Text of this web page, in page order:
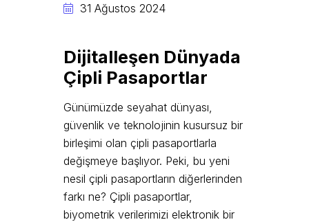
31 Ağustos 2024
Dijitalleşen Dünyada
Çipli Pasaportlar
Günümüzde seyahat dünyası,
güvenlik ve teknolojinin kusursuz bir
birleşimi olan çipli pasaportlarla
değişmeye başlıyor. Peki, bu yeni
nesil çipli pasaportların diğerlerinden
farkı ne? Çipli pasaportlar,
biyometrik verilerimizi elektronik bir